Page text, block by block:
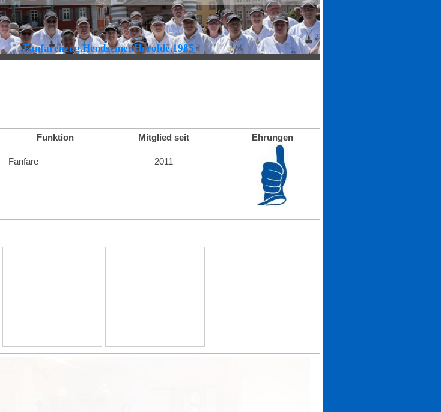
Fanfarenzug.Hendsemer.Herolde.1985
Funktion
Fanfare
Mitglied seit
2011
Ehrungen